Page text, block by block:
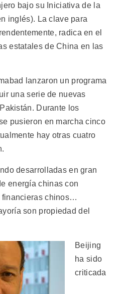
bajo su Iniciativa de la
inglés). La clave para
radica en el
estatales de China en las
lanzaron un programa
una serie de nuevas
Durante los
pusieron en marcha cinco
hay otras cuatro
desarrolladas en gran
energía chinas con
financieras chinos…
son propiedad del
Beijing
ha sido
criticada